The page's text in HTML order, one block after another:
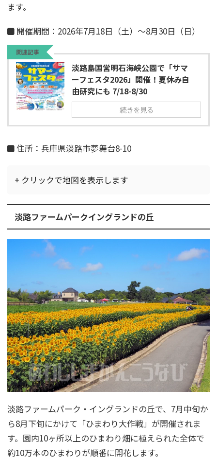
ます。
開催期間：2026年7月18日（土）～8月30日（日）
関連記事
淡路島国営明石海峡公園で「サマ
ーフェスタ2026」開催！夏休み自
由研究にも 7/18-8/30
続きを見る
住所：兵庫県淡路市夢舞台8-10
+ クリックで地図を表示します
淡路ファームパークイングランドの丘
淡路ファームパーク・イングランドの丘で、7月中旬か
ら8月下旬にかけて「ひまわり大作戦」が開催されま
す。園内10ヶ所以上のひまわり畑に植えられた全体で
約10万本のひまわりが順番に開花します。